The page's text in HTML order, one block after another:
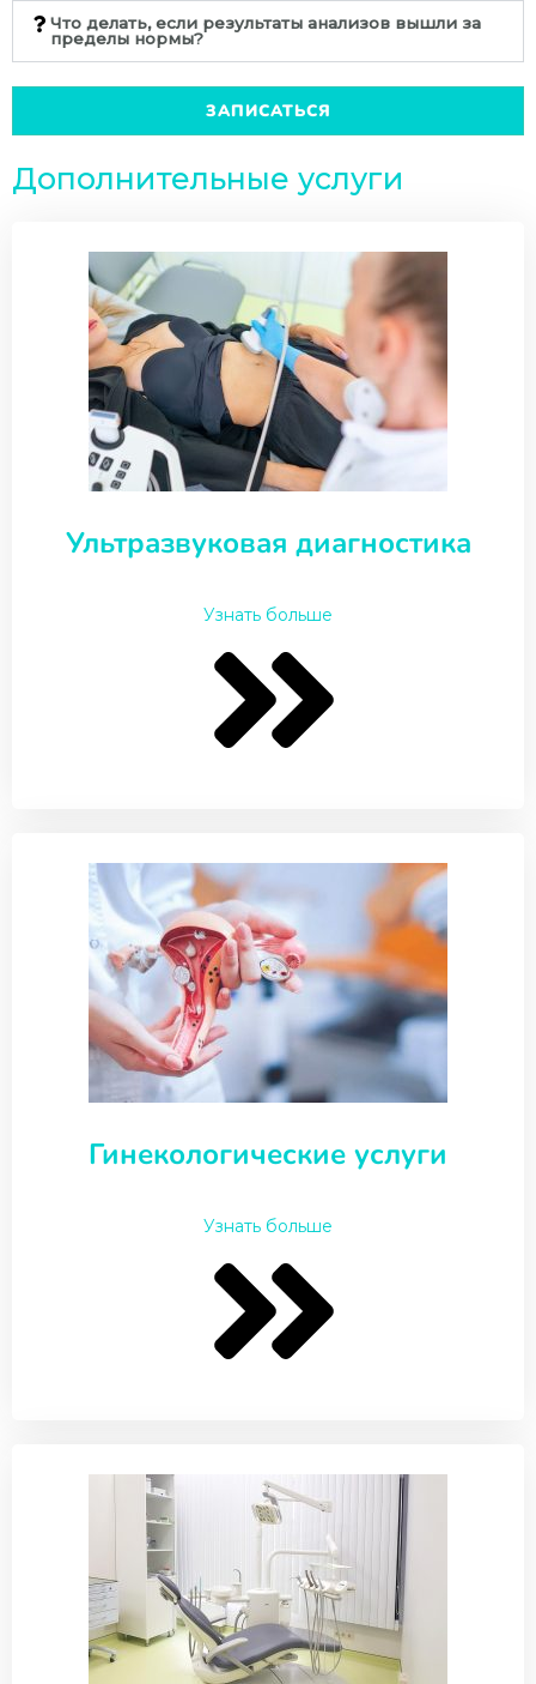
Что делать, если результаты анализов вышли за
пределы нормы?
ЗАПИСАТЬСЯ
Дополнительные услуги
Ультразвуковая диагностика
Узнать больше
Гинекологические услуги
Узнать больше